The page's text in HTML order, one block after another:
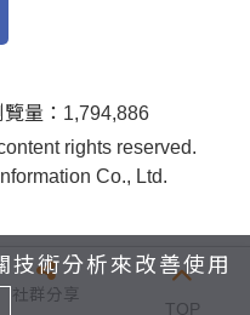
覽量：1,794,886
rights reserved.
Co., Ltd.
社群分享
TOP
術分析來改善使用